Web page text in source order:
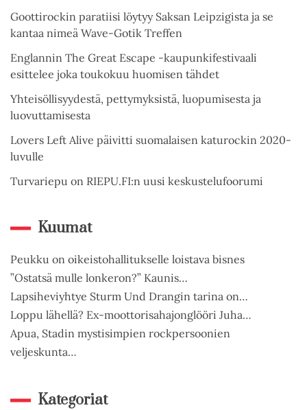
Goottirockin paratiisi löytyy Saksan Leipzigista ja se
kantaa nimeä Wave-Gotik Treffen
Englannin The Great Escape -kaupunkifestivaali
esittelee joka toukokuu huomisen tähdet
Yhteisöllisyydestä, pettymyksistä, luopumisesta ja
luovuttamisesta
Lovers Left Alive päivitti suomalaisen katurockin 2020-
luvulle
Turvariepu on RIEPU.FI:n uusi keskustelufoorumi
Kuumat
Peukku on oikeistohallitukselle loistava bisnes
”Ostatsä mulle lonkeron?” Kaunis…
Lapsiheviyhtye Sturm Und Drangin tarina on…
Loppu lähellä? Ex-moottorisahajonglööri Juha…
Apua, Stadin mystisimpien rockpersoonien
veljeskunta…
Kategoriat